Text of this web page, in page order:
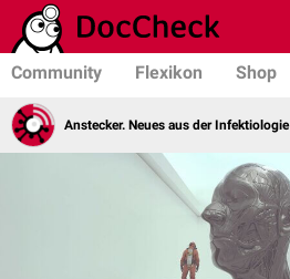
Community Flexikon Shop
Anstecker. Neues aus der Infektiologie